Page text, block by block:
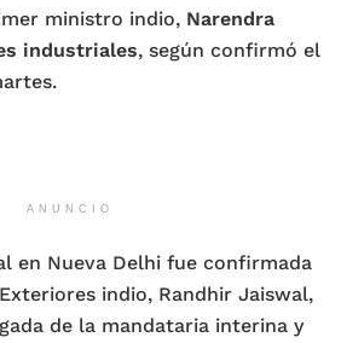
ministro indio, Narendra
industriales, según confirmó el
ANUNCIO
en Nueva Delhi fue confirmada
indio, Randhir Jaiswal,
de la mandataria interina y